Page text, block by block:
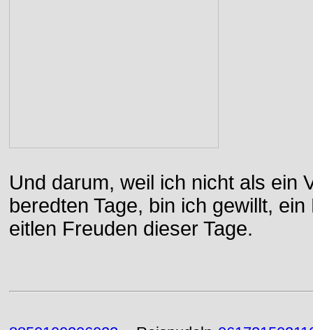
Und darum, weil ich nicht als ein
beredten Tage, bin ich gewillt,
eitlen Freuden dieser Tage.